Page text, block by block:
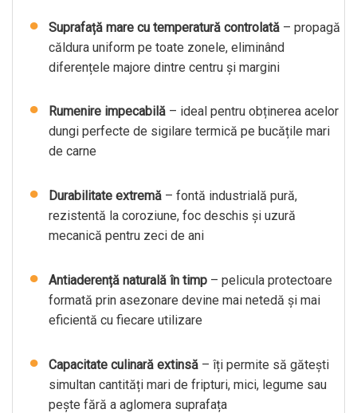
Suprafață mare cu temperatură controlată – propagă
căldura uniform pe toate zonele, eliminând
diferențele majore dintre centru și margini
Rumenire impecabilă – ideal pentru obținerea acelor
dungi perfecte de sigilare termică pe bucățile mari
de carne
Durabilitate extremă – fontă industrială pură,
rezistentă la coroziune, foc deschis și uzură
mecanică pentru zeci de ani
Antiaderență naturală în timp – pelicula protectoare
formată prin asezonare devine mai netedă și mai
eficientă cu fiecare utilizare
Capacitate culinară extinsă – îți permite să gătești
simultan cantități mari de fripturi, mici, legume sau
pește fără a aglomera suprafața